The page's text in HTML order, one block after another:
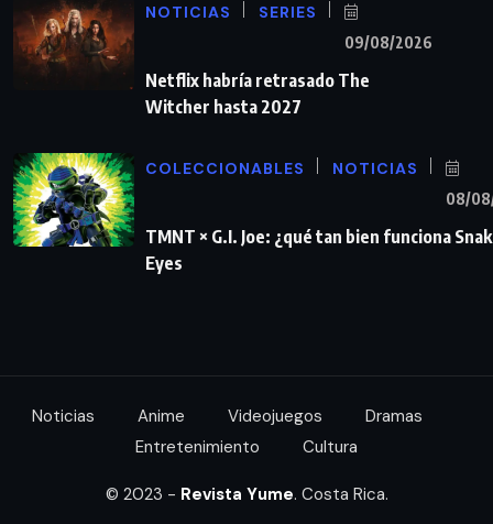
NOTICIAS SERIES
09/08/2026
Netflix habría retrasado The
Witcher hasta 2027
COLECCIONABLES NOTICIAS
08/
TMNT × G.I. Joe: ¿qué tan bien funciona
Eyes
Noticias Anime Videojuegos
Dramas
Entretenimiento
Cultura
© 2023 - Revista Yume. Costa Rica.